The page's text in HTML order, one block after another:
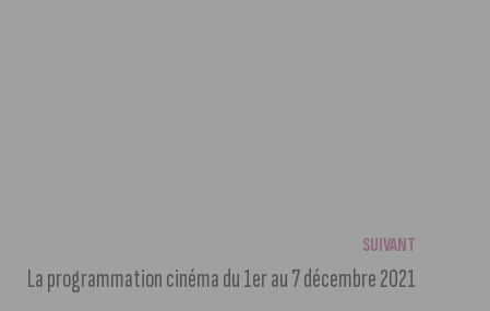
SUIVANT
La programmation cinéma du 1er au 7 décembre 2021